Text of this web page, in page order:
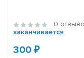
0
заканчивается
300 ₽